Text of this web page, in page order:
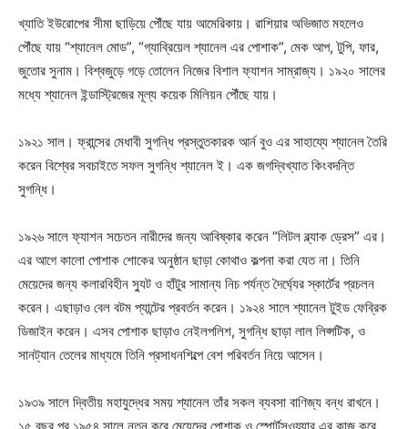
খ্যাতি ইউরোপের সীমা ছাড়িয়ে পৌঁছে যায় আমেরিকায়। রাশিয়ার অভিজাত মহলেও
পৌঁছে যায় “শ্যানেল মোড”, “গ্যাব্রিয়েল শ্যানেল এর পোশাক”, মেক আপ, টুপি, ফার,
জুতোর সুনাম। বিশ্বজুড়ে গড়ে তোলেন নিজের বিশাল ফ্যাশন সাম্রাজ্য। ১৯২০ সালের
মধ্যে শ্যানেল ইন্ডাস্ট্রিজের মূল্য কয়েক মিলিয়ন পৌঁছে যায়।
১৯২১ সাল। ফ্রান্সের মেধাবী সুগন্ধি প্রস্তুতকারক আর্ন বুও এর সাহায্যে শ্যানেল তৈরি
করেন বিশ্বের সবচাইতে সফল সুগন্ধি শ্যানেল ই। এক জগদ্বিখ্যাত কিংবদন্তি
সুগন্ধি।
১৯২৬ সালে ফ্যাশন সচেতন নারীদের জন্য আবিষ্কার করেন “লিটল ব্ল্যাক ড্রেস” এর।
এর আগে কালো পোশাক শোকের অনুষ্ঠান ছাড়া কোথাও কল্পনা করা যেত না। তিনি
মেয়েদের জন্য কলারবিহীন স্যুট ও হাঁটুর সামান্য নিচ পর্যন্ত দৈর্ঘ্যের স্কার্টের প্রচলন
করেন। এছাড়াও বেল বটম প্যান্টের প্রবর্তন করেন। ১৯২৪ সালে শ্যানেল টুইড ফেব্রিক
ডিজাইন করেন। এসব পোশাক ছাড়াও নেইলপলিশ, সুগন্ধি ছাড়া লাল লিপ্সটিক, ও
সানট্যান তেলের মাধ্যমে তিনি প্রসাধনশিল্পে বেশ পরিবর্তন নিয়ে আসেন।
১৯৩৯ সালে দ্বিতীয় মহাযুদ্ধের সময় শ্যানেল তাঁর সকল ব্যবসা বাণিজ্য বন্ধ রাখনে।
১৫ বছর পর ১৯৫৪ সালে নতুন করে মেয়েদের পোশাক ও স্পোর্টসওয়্যার এর কাজ করে